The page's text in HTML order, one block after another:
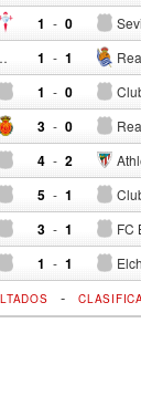
1 - 0
1 - 1
1 - 0
3 - 0
4 - 2
5 - 1
3 - FC
1
1 - 1
-